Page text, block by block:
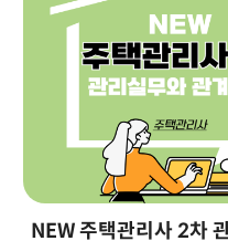
NEW 주택관리사 2차